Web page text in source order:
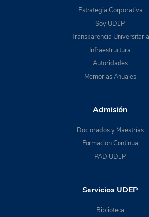
Estrategia Corporativa
Soy UDEP
Transparencia Universitaria
Infraestructura
Autoridades
Memorias Anuales
Admisión
Doctorados y Maestrías
Formación Continua
PAD UDEP
Servicios UDEP
Biblioteca